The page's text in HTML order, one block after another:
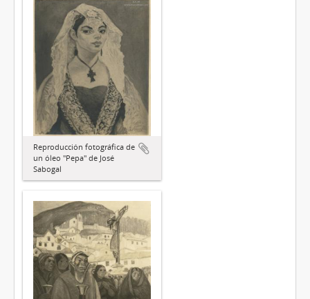
Reproducción fotográfica de
un óleo "Pepa" de José
Sabogal